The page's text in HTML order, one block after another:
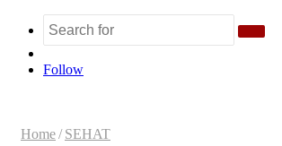
Search
Article
Follow
Home/ SEHAT